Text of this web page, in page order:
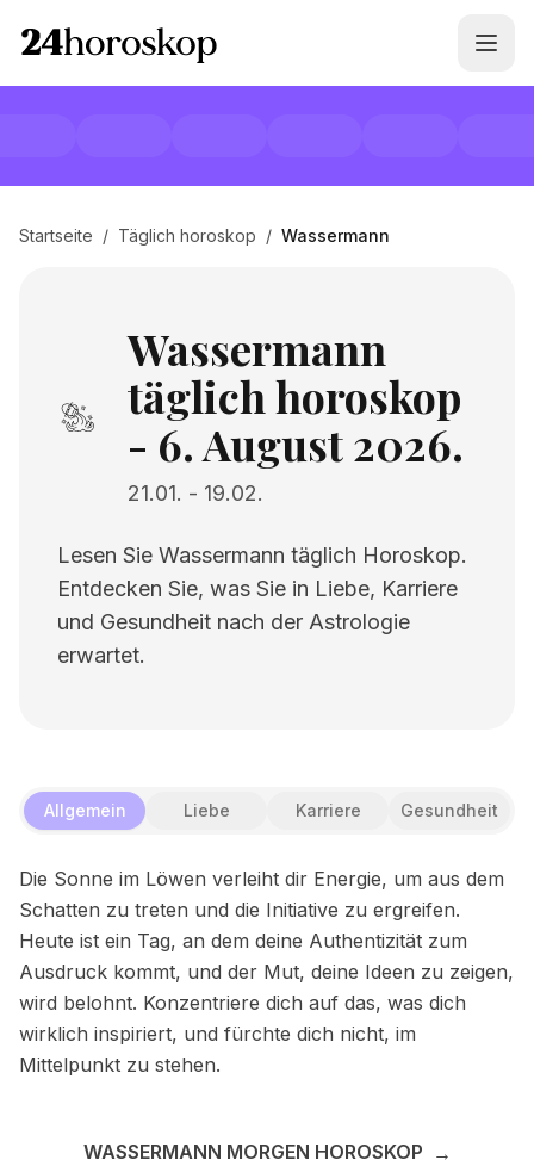
Startseite / Täglich horoskop / Wassermann
Wassermann
täglich horoskop
- 6. August 2026.
21.01. - 19.02.
Lesen Sie Wassermann täglich Horoskop.
Entdecken Sie, was Sie in Liebe, Karriere
und Gesundheit nach der Astrologie
erwartet.
Allgemein Liebe Karriere Gesundheit
Die Sonne im Löwen verleiht dir Energie, um aus dem
Schatten zu treten und die Initiative zu ergreifen.
Heute ist ein Tag, an dem deine Authentizität zum
Ausdruck kommt, und der Mut, deine Ideen zu zeigen,
wird belohnt. Konzentriere dich auf das, was dich
wirklich inspiriert, und fürchte dich nicht, im
Mittelpunkt zu stehen.
WASSERMANN MORGEN HOROSKOP →